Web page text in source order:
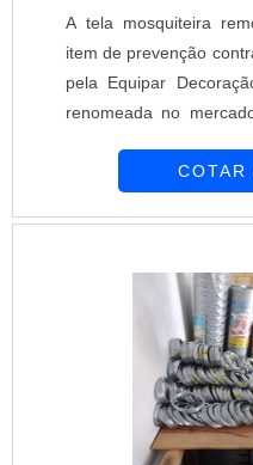
A tela mosquiteira
item de prevenção
pela Equipar
renomeada no
um acessório
a tela mosquiteira
COTAR